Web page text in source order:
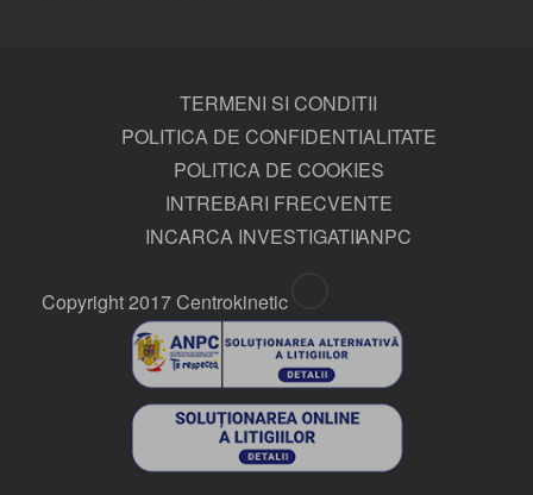
TERMENI SI CONDITII
POLITICA DE CONFIDENTIALITATE
POLITICA DE COOKIES
INTREBARI FRECVENTE
INCARCA INVESTIGATIIANPC
Copyright 2017 Centrokinetic